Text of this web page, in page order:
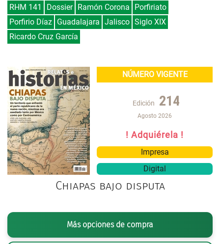
RHM 141 Dossier Ramón Corona
Porfiriato
Porfirio Díaz Guadalajara Jalisco Siglo XIX
Ricardo Cruz García
NÚMERO VIGENTE
Edición 214
Agosto 2026
! Adquiérela !
Impresa
Digital
Chiapas bajo disputa
Más opciones de compra